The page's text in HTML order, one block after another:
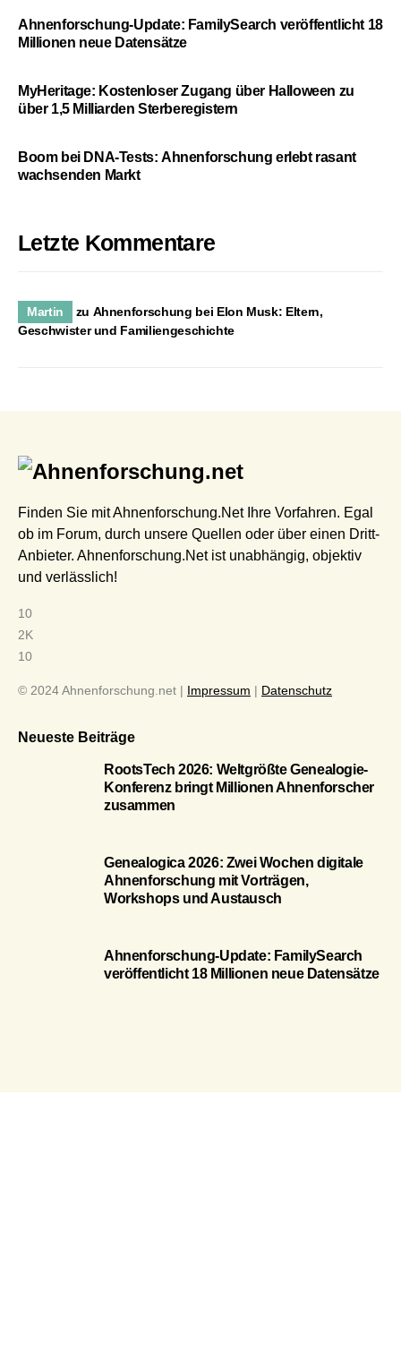
Ahnenforschung-Update: FamilySearch veröffentlicht 18
Millionen neue Datensätze
MyHeritage: Kostenloser Zugang über Halloween zu
über 1,5 Milliarden Sterberegistern
Boom bei DNA-Tests: Ahnenforschung erlebt rasant
wachsenden Markt
Letzte Kommentare
Martin zu Ahnenforschung bei Elon Musk: Eltern,
Geschwister und Familiengeschichte
Finden Sie mit Ahnenforschung.Net Ihre Vorfahren. Egal
ob im Forum, durch unsere Quellen oder über einen Dritt-
Anbieter. Ahnenforschung.Net ist unabhängig, objektiv
und verlässlich!
10
2K
10
© 2024 Ahnenforschung.net | Impressum | Datenschutz
Neueste Beiträge
RootsTech 2026: Weltgrößte Genealogie-
Konferenz bringt Millionen Ahnenforscher
zusammen
Genealogica 2026: Zwei Wochen digitale
Ahnenforschung mit Vorträgen,
Workshops und Austausch
Ahnenforschung-Update: FamilySearch
veröffentlicht 18 Millionen neue Datensätze